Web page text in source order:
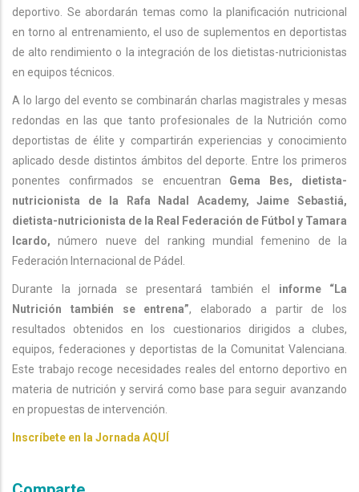
deportivo. Se abordarán temas como la planificación nutricional
en torno al entrenamiento, el uso de suplementos en deportistas
de alto rendimiento o la integración de los dietistas-nutricionistas
en equipos técnicos.
A lo largo del evento se combinarán charlas magistrales y mesas
redondas en las que tanto profesionales de la Nutrición como
deportistas de élite y compartirán experiencias y conocimiento
aplicado desde distintos ámbitos del deporte. Entre los primeros
ponentes confirmados se encuentran Gema Bes, dietista-
nutricionista de la Rafa Nadal Academy, Jaime Sebastiá,
dietista-nutricionista de la Real Federación de Fútbol y Tamara
Icardo,número nueve del ranking mundial femenino de la
Federación Internacional de Pádel.
Durante la jornada se presentará también el informe “La
Nutrición también se entrena”, elaborado a partir de los
resultados obtenidos en los cuestionarios dirigidos a clubes,
equipos, federaciones y deportistas de la Comunitat Valenciana.
Este trabajo recoge necesidades reales del entorno deportivo en
materia de nutrición y servirá como base para seguir avanzando
en propuestas de intervención.
Inscríbete en la Jornada AQUÍ